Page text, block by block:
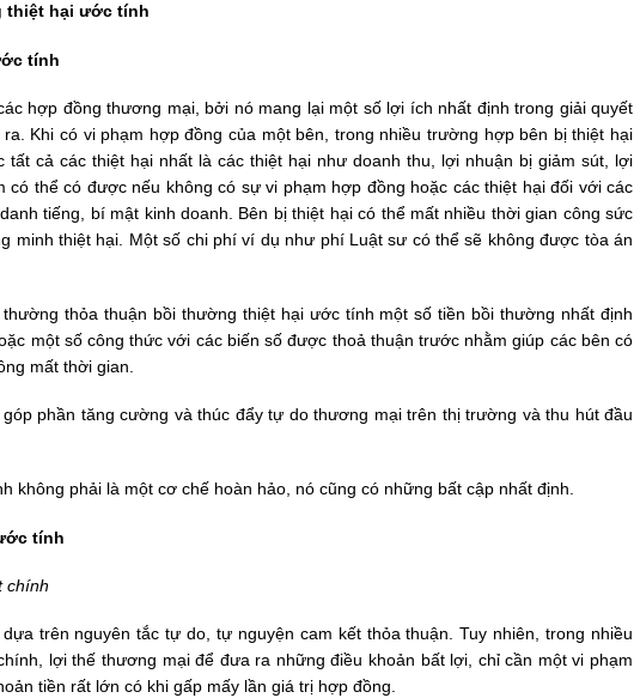
thiệt hại ước tính
tính
hợp đồng thương mại, bởi nó mang lại một số lợi ích nhất định trong giải quyết
Khi có vi phạm hợp đồng của một bên, trong nhiều trường hợp bên bị thiệt hại
cả các thiệt hại nhất là các thiệt hại như doanh thu, lợi nhuận bị giảm sút, lợi
thể có được nếu không có sự vi phạm hợp đồng hoặc các thiệt hại đối với các
tiếng, bí mật kinh doanh. Bên bị thiệt hại có thể mất nhiều thời gian công sức
minh thiệt hại. Một số chi phí ví dụ như phí Luật sư có thể sẽ không được tòa án
thỏa thuận bồi thường thiệt hại ước tính một số tiền bồi thường nhất định
một số công thức với các biến số được thoả thuận trước nhằm giúp các bên có
mất thời gian.
phần tăng cường và thúc đẩy tự do thương mại trên thị trường và thu hút đầu
không phải là một cơ chế hoàn hảo, nó cũng có những bất cập nhất định.
tính
chính
trên nguyên tắc tự do, tự nguyện cam kết thỏa thuận. Tuy nhiên, trong nhiều
lợi thế thương mại để đưa ra những điều khoản bất lợi, chỉ cần một vi phạm
tiền rất lớn có khi gấp mấy lần giá trị hợp đồng.